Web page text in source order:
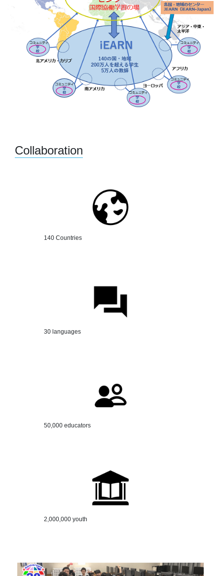
Collaboration
140 Countries
30 languages
50,000 educators
2,000,000 youth